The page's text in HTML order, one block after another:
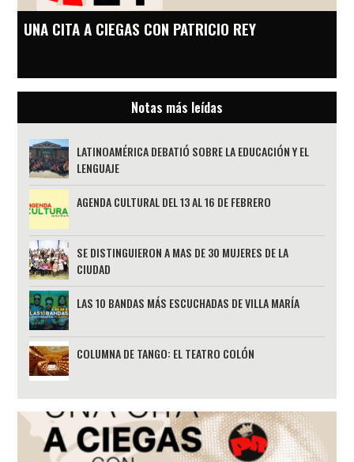
UNA CITA A CIEGAS CON PATRICIO REY
Notas más leídas
LATINOAMÉRICA DEBATIÓ SOBRE LA EDUCACIÓN Y EL
LENGUAJE
AGENDA CULTURAL DEL 13 AL 16 DE FEBRERO
SE DISTINGUIERON A MAS DE 30 MUJERES DE LA
CIUDAD
LAS 10 BANDAS MÁS ESCUCHADAS DE VILLA MARÍA
COLUMNA DE TANGO: EL TEATRO COLÓN